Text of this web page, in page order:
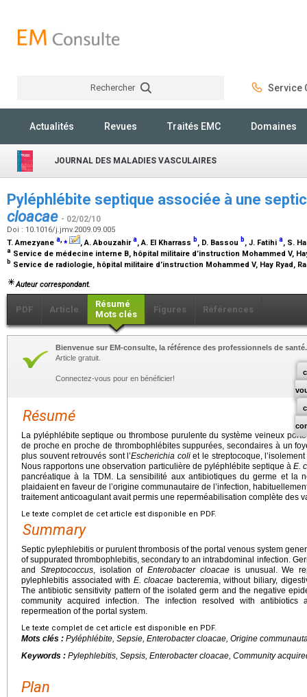
Rechercher Service
Actualités Revues Traités EMC Domaines
JOURNAL DES MALADIES VASCULAIRES
Pyléphlébite septique associée à une
cloacae - 02/02/10
Doi : 10.1016/j.jmv.2009.09.005
T. Amezyane a,⁎ , A. Abouzahira, A. El Kharrass b, D. Bassou b, J. Fatihi a, S.
a Service de médecine interne B, hôpital militaire d’instruction Mohammed V,
b Service de radiologie, hôpital militaire d’instruction Mohammed V, Hay Ryad,
Auteur correspondant.
PDF Article
Résumé
Mots clés
Figures Références
Bienvenue sur EM-consulte, la référence des professionnels de santé.
Article gratuit.
Connectez-vous pour en bénéficier!
Résumé
La pyléphlébite septique ou thrombose purulente du système veineux
de proche en proche de thrombophlébites suppurées, secondaires à un
plus souvent retrouvés sont l’Escherichia coliet le streptocoque, l’isolement
Nous rapportons une observation particulière de pyléphlébite septique àE.
pancréatique à la TDM. La sensibilité aux antibiotiques du germe et la
plaidaient en faveur de l’origine communautaire de l’infection,
traitement anticoagulant avait permis une reperméabilisation complète des
Le texte complet de cet article est disponible en PDF.
Summary
Septic pylephlebitis or purulent thrombosis of the portal venous system
of suppurated thrombophlebitis, secondary to an intrabdominal infection.
and Streptococcus, isolation ofEnterobacter cloacaeis unusual. We
pylephlebitis associated with E. cloacae bacteremia, without biliary,
The antibiotic sensitivity pattern of the isolated germ and the negative
community acquired infection. The infection resolved with antibiotics
repermeation of the portal system.
Le texte complet de cet article est disponible en PDF.
Mots clés : Pyléphlébite, Sepsie, Enterobacter cloacae, Origine
Keywords : Pylephlebitis, Sepsis, Enterobacter cloacae, Community
Plan